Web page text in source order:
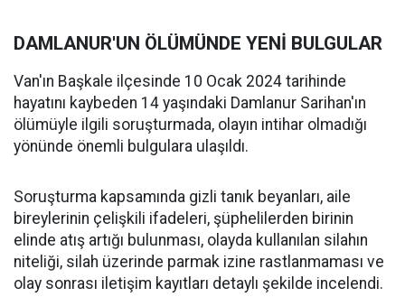
DAMLANUR'UN ÖLÜMÜNDE YENİ BULGULAR
Van'ın Başkale ilçesinde 10 Ocak 2024 tarihinde
hayatını kaybeden 14 yaşındaki Damlanur Sarihan'ın
ölümüyle ilgili soruşturmada, olayın intihar olmadığı
yönünde önemli bulgulara ulaşıldı.
Soruşturma kapsamında gizli tanık beyanları, aile
bireylerinin çelişkili ifadeleri, şüphelilerden birinin
elinde atış artığı bulunması, olayda kullanılan silahın
niteliği, silah üzerinde parmak izine rastlanmaması ve
olay sonrası iletişim kayıtları detaylı şekilde incelendi.